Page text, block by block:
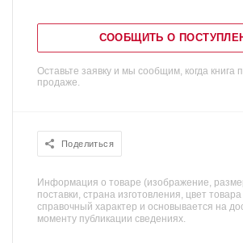
СООБЩИТЬ О
Оставьте заявку и мы сообщим, когда книга
продаже.
Поделиться
Информация о товаре (изображение,
поставки, страна изготовления, цвет
справочный характер и основывается на
моменту публикации сведениях.